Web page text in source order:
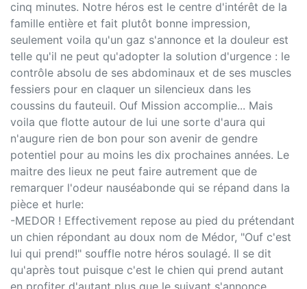
cinq minutes. Notre héros est le centre d'intérêt de la
famille entière et fait plutôt bonne impression,
seulement voila qu'un gaz s'annonce et la douleur est
telle qu'il ne peut qu'adopter la solution d'urgence : le
contrôle absolu de ses abdominaux et de ses muscles
fessiers pour en claquer un silencieux dans les
coussins du fauteuil. Ouf Mission accomplie... Mais
voila que flotte autour de lui une sorte d'aura qui
n'augure rien de bon pour son avenir de gendre
potentiel pour au moins les dix prochaines années. Le
maitre des lieux ne peut faire autrement que de
remarquer l'odeur nauséabonde qui se répand dans la
pièce et hurle:
-MEDOR ! Effectivement repose au pied du prétendant
un chien répondant au doux nom de Médor, "Ouf c'est
lui qui prend!" souffle notre héros soulagé. Il se dit
qu'après tout puisque c'est le chien qui prend autant
en profiter d'autant plus que le suivant s'annonce